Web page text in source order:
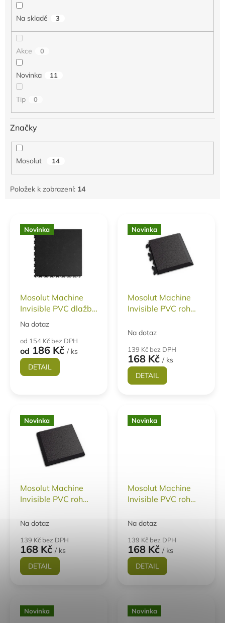
Na skladě 3
Akce 0
Novinka 11
Tip 0
Značky
Mosolut 14
Položek k zobrazení: 14
Novinka
Mosolut Machine
Invisible PVC dlažba
ECO
Průměrné
produktu
je
3,7
z
Na dotaz
od 154 Kč bez DPH
od 186 Kč / ks
DETAIL
Novinka
Mosolut Machine
Invisible PVC roh
Na dotaz
139 Kč bez DPH
168 Kč / ks
DETAIL
Novinka
Mosolut Machine
Invisible PVC roh
Na dotaz
139 Kč bez DPH
168 Kč / ks
DETAIL
Novinka
Mosolut Machine
Invisible PVC roh
Na dotaz
139 Kč bez DPH
168 Kč / ks
DETAIL
Novinka Novinka